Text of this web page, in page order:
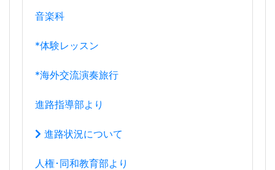
音楽科
*体験レッスン
*海外交流演奏旅行
進路指導部より
進路状況について
人権･同和教育部より